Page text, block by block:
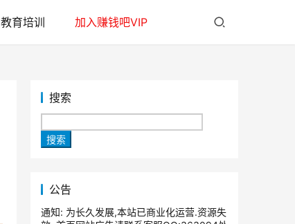
教育培训 加入赚钱吧VIP
搜索
搜索
公告
通知: 为长久发展,本站已商业化运营.资源失